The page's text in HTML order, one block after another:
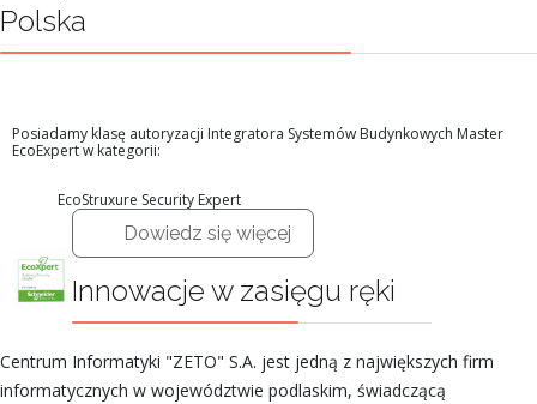
Polska
Posiadamy klasę autoryzacji Integratora Systemów Budynkowych Master
EcoExpert w kategorii:
EcoStruxure Security Expert
Dowiedz się więcej
Innowacje w zasięgu ręki
Centrum Informatyki "ZETO" S.A. jest jedną z największych firm
informatycznych w województwie podlaskim, świadczącą